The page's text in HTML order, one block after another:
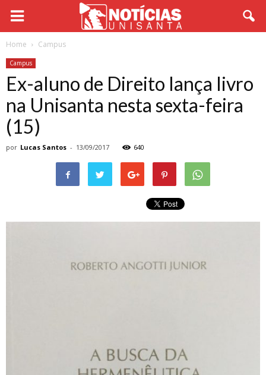
Home Campus
Campus
Ex-aluno de Direito lança livro
na Unisanta nesta sexta-feira
(15)
por Lucas Santos - 13/09/2017 640